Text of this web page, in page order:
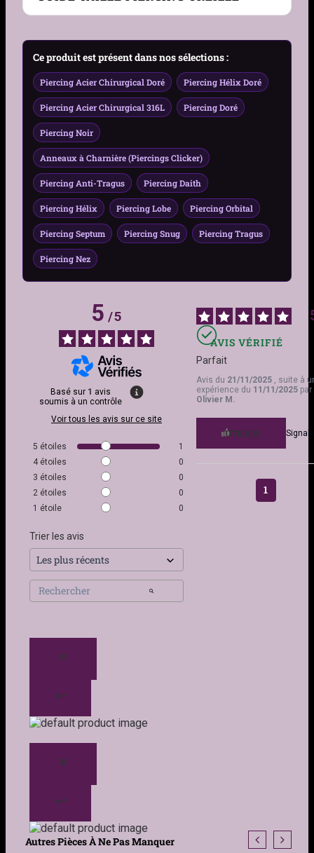
Zones de port
idéales
Septum, Cartilage (Daith,
Hélix)
Genre Femme, Homme
Motif
Dimensions motif
V ajouré de 4,5 mm
(longueur) × 1,5 mm
(épaisseur)
Matière Acier 316L
Couleur
Hypoallergénique Oui
Épaisseur Tige
Diamètre Interne
fermeture
Clicker à charnière
Style
Minimaliste, Géométrique,
Audacieux, Moderne
Occasions
alternative, Festival,
Soirée
Guide Taille Piercing Oreille – Gauge, Diamètre &
Zone
→
Guide complet des tailles de piercings
Pour comprendre les gauges, longueurs et
diamètres selon chaque zone du corps.
→
Tout savoir sur les piercings d’oreille
cicatrisation et bijoux adaptés.
Ce produit est présent dans nos sélections :
Piercing Acier Chirurgical Doré Piercing Hélix Doré
Piercing Acier Chirurgical 316L Piercing Doré
Piercing Noir
Anneaux à Charnière (Piercings Clicker)
Piercing Anti-Tragus Piercing Daith
Piercing Hélix Piercing Lobe Piercing Orbital
Piercing Septum Piercing Snug Piercing Tragus
Piercing Nez
5/5
Basé sur 1 avis
soumis à un contrôle
Voir tous les avis sur ce site
5 étoiles
1
4 étoiles
0
3 étoiles
0
2 étoiles
0
1 étoile 0
Trier les avis
AVIS VÉRIFIÉ
Parfait
Avis du 21/11/2025 , suite à
expérience du 11/11/2025 par
Olivier M.
UTILE(0)
1
Autres Pièces À Ne Pas Manquer